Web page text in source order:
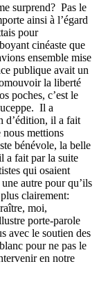
surprend? Pas le
ainsi à l’égard
pour
cinéaste que
ensemble mise
publique avait un
la liberté
poches, c’est le
Il a
d’édition, il a fait
nous mettions
bénévole, la belle
a fait par la suite
qui osaient
autre pour qu’ils
clairement:
moi,
porte-parole
avec le soutien des
pour ne pas le
en notre